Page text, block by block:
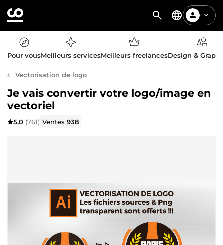
Pour vousMeilleurs servicesMeilleurs freelancesDesign &
Vectorisation de logo
Je vais convertir votre logo/image en
vectoriel
5,0 (761) Ventes938